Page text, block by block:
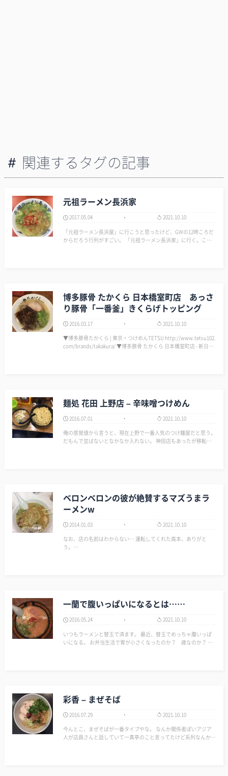
関連するタグの記事
元祖ラーメン長浜家
2017.05.04
2021.10.10
「元祖ラーメン長浜屋」に行こうと思ったけど、GWの12時ころだ
からだろう行列がすごい。 「元祖ラーメン長浜家」に行く。ここ
博多豚骨 たかくら 日本橋室町店 あっさ
り豚骨「一番釜」きくらげトッピング
2016.03.17
2021.10.10
▼博多豚骨たかくら | 東京・つけめんTETSU http://www.tetsu102.
com/brands/takakura/ ▼博多豚骨 たかくら 日本橋室町店 - 新日本
麺処 花田 上野店 – 辛味噌つけめん
2016.07.01
2021.10.10
俺の感覚値から言うと、現在上野で一番人気のつけ麺屋だと思う。
だもんで並ばないとなかなか入れない。 神田店もあったが移転す
ベロンベロンの彼が絶賛するマズうまラ
ーメンw
2014.01.03
2021.10.10
なお、店の名前はわからない… 運転してくれた高本、ありがと
う。…
一蘭で腹いっぱいになるとは……
2016.05.24
2021.10.10
いつもラーメンと替玉で済ます。 最近、替玉でめっちゃ腹いっぱ
いになる。 お弁当生活で胃が小さくなったのか？ 歳なのか？ ▼
彩香 – まぜそば
2016.07.29
2021.10.10
今んとこ、まぜそばが一番タイプやな。 なんか関係者ぽいアジア
人が店員さんと話していて一真亭のこと言ってたけど系列なんか